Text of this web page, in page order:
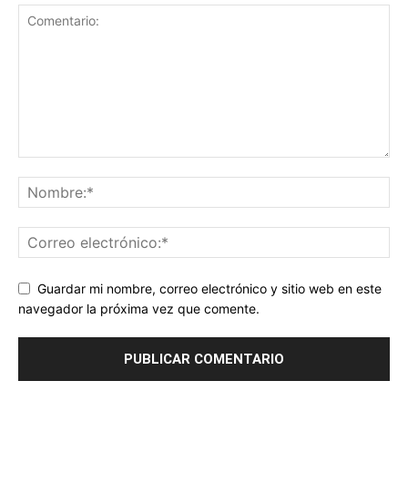
Guardar mi nombre, correo electrónico y sitio web en este
navegador la próxima vez que comente.